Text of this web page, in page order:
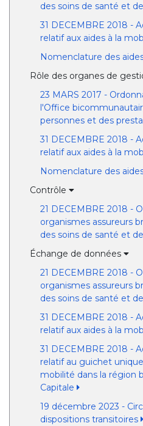
des soins de santé et
31 DECEMBRE 2018 -
relatif aux aides à la
Nomenclature des
Rôle des organes de
23 MARS 2017 -
l'Office
personnes et des
31 DECEMBRE 2018 -
relatif aux aides à la
Nomenclature des
Contrôle
21 DECEMBRE 2018 -
organismes assureurs
des soins de santé et
Échange de données
21 DECEMBRE 2018 -
organismes assureurs
des soins de santé et
31 DECEMBRE 2018 -
relatif aux aides à la
31 DECEMBRE 2018 -
relatif au guichet
mobilité dans la région
Capitale
19 décembre 2023 -
dispositions transitoires